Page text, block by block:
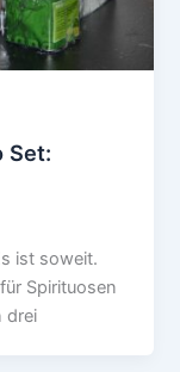
Set:
ist soweit.
Spirituosen
drei